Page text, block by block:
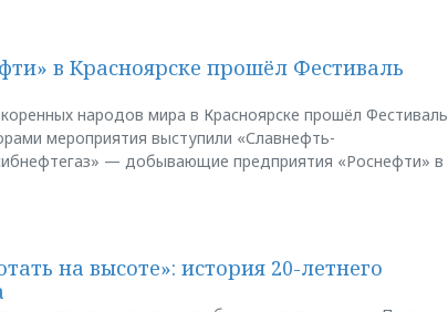
в Красноярске прошёл Фестиваль
народов мира в Красноярске прошёл Фестиваль
мероприятия выступили «Славнефть-
— добывающие предприятия «Роснефти» в
на высоте»: история 20-летнего